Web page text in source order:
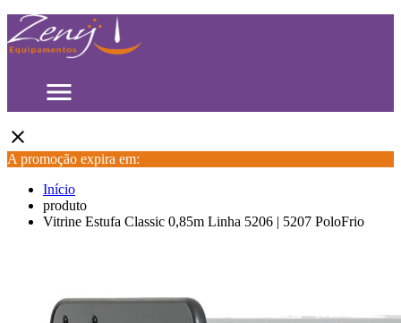
menu
close
A promoção expira em:
Início
produto
Vitrine Estufa Classic 0,85m Linha 5206 | 5207 PoloFrio